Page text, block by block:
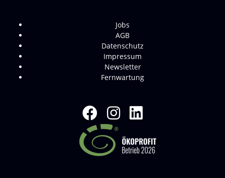
Jobs
AGB
Datenschutz
Impressum
Newsletter
Fernwartung